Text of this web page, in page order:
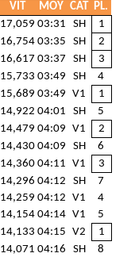
VIT MOY CAT PL.
17,059 03:31 SH
1
16,754 03:35 SH
2
16,617 03:37 SH
3
15,733 03:49 SH
4
15,689 03:49 V1
1
14,922 04:01 SH
5
14,479 04:09 V1
2
14,430 04:09 SH
6
14,360 04:11 V1
3
14,296 04:12 SH
7
14,259 04:12 V1
4
14,154 04:14 V1
5
14,133 04:15 V2
1
14,071 04:16 SH
8